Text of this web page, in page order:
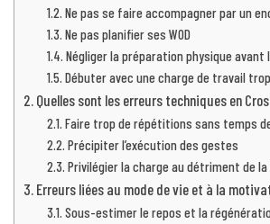
Ne pas se faire accompagner par un
Ne pas planifier ses WOD
Négliger la préparation physique avant
Débuter avec une charge de travail
Quelles sont les erreurs techniques en
Faire trop de répétitions sans temps
Précipiter l’exécution des gestes
Privilégier la charge au détriment de
Erreurs liées au mode de vie et à la
Sous-estimer le repos et la